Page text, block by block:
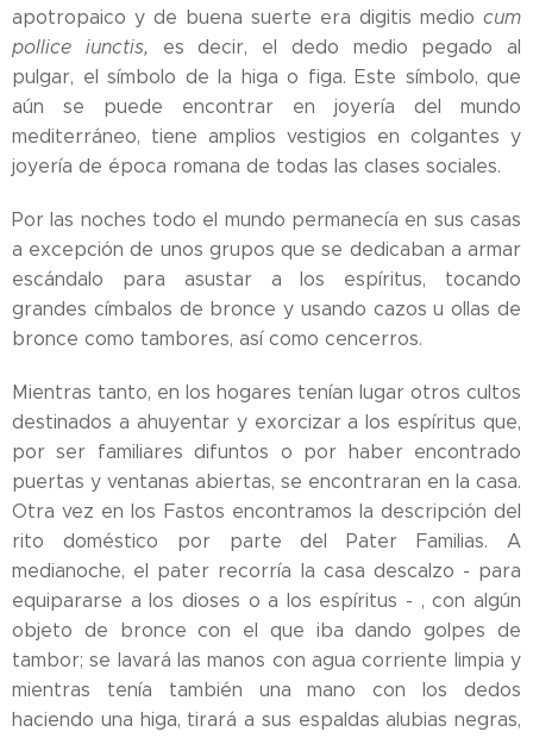
apotropaico y de buena suerte era digitis medio cum
pollice iunctis, es decir, el dedo medio pegado al
pulgar, el símbolo de la higa o figa. Este símbolo, que
aún se puede encontrar en joyería del mundo
mediterráneo, tiene amplios vestigios en colgantes y
joyería de época romana de todas las clases sociales.
Por las noches todo el mundo permanecía en sus casas
a excepción de unos grupos que se dedicaban a armar
escándalo para asustar a los espíritus, tocando
grandes címbalos de bronce y usando cazos u ollas de
bronce como tambores, así como cencerros.
Mientras tanto, en los hogares tenían lugar otros cultos
destinados a ahuyentar y exorcizar a los espíritus que,
por ser familiares difuntos o por haber encontrado
puertas y ventanas abiertas, se encontraran en la casa.
Otra vez en los Fastos encontramos la descripción del
rito doméstico por parte del Pater Familias. A
medianoche, el pater recorría la casa descalzo - para
equipararse a los dioses o a los espíritus - , con algún
objeto de bronce con el que iba dando golpes de
tambor; se lavará las manos con agua corriente limpia y
mientras tenía también una mano con los dedos
haciendo una higa, tirará a sus espaldas alubias negras,